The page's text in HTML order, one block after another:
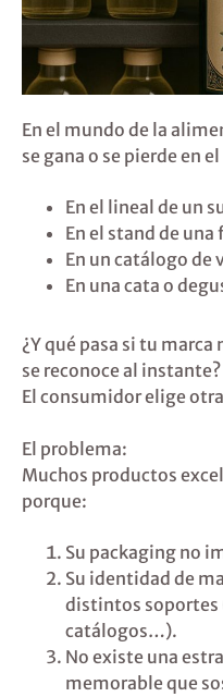
En el mundo de la
se gana o se pierde en
En el lineal de un
En el stand de una
En un catálogo de
En una cata o
¿Y qué pasa si tu
se reconoce al instante?
El consumidor elige
El problema:
Muchos productos
porque:
Su packaging no
Su identidad de
distintos soportes
catálogos…).
No existe una
memorable que